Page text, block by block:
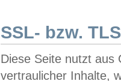
SSL- bzw.
Diese Seite nutzt aus
vertraulicher Inhalte,